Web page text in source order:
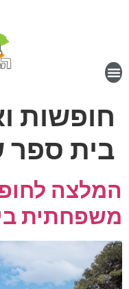
חופשות
בית ספר
המלצה
משפחתית